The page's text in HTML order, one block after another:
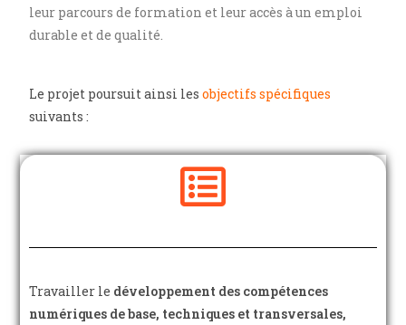
leur parcours de formation et leur accès à un emploi
durable et de qualité.
Le projet poursuit ainsi lesobjectifs spécifiques
suivants :
Travailler le développement des compétences
numériques de base, techniques et transversales,